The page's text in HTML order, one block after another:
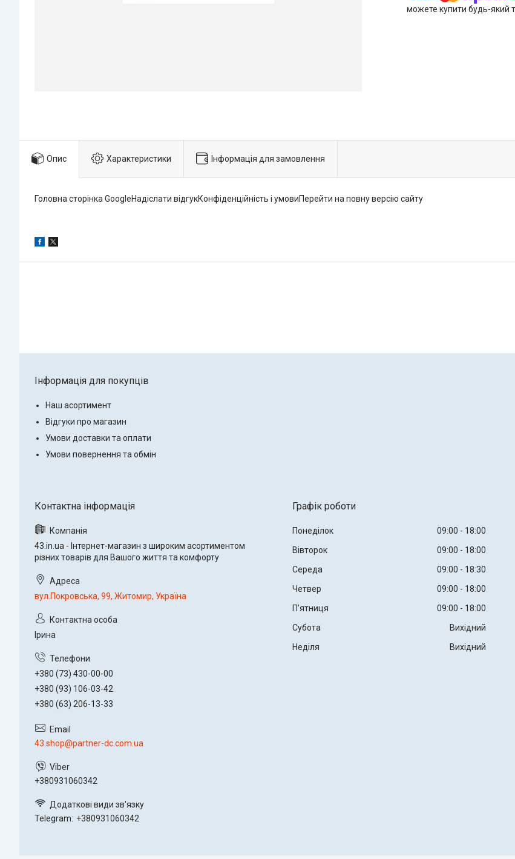
можете купити будь-який
Опис Характеристики Інформація для замовлення
Головна сторінка GoogleНадіслати відгукКонфіденційність і умовиПерейти на повну версію сайту
Інформація для покупців
Наш асортимент
Відгуки про магазин
Умови доставки та оплати
Умови повернення та обмін
43.in.ua - Інтернет-магазин з широким асортиментом
різних товарів для Вашого життя та комфорту
вул.Покровська, 99, Житомир, Україна
Ірина
+380 (73) 430-00-00
+380 (93) 106-03-42
+380 (63) 206-13-33
43.shop@partner-dc.com.ua
+380931060342
Telegram +380931060342
Графік роботи
Понеділок 09:00
18:00
Вівторок
09:00
18:00
Середа
09:00
18:30
Четвер
09:00
18:00
Пʼятниця
09:00
18:00
Субота
Вихідний
Неділя
Вихідний